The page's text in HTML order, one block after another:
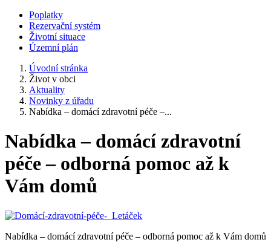
Poplatky
Rezervační systém
Životní situace
Územní plán
Úvodní stránka
Život v obci
Aktuality
Novinky z úřadu
Nabídka – domácí zdravotní péče –...
Nabídka – domácí zdravotní
péče – odborná pomoc až k
Vám domů
Nabídka – domácí zdravotní péče – odborná pomoc až k Vám domů